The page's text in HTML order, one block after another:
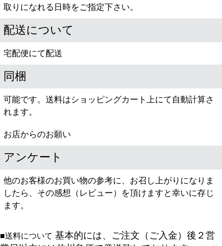
取りになれる日時をご指定下さい。
配送について
宅配便にて配送
同梱
可能です。送料はショッピングカート上にて自動計算さ
れます。
お店からのお願い
アンケート
他のお客様のお買い物の参考に、お召し上がりになりま
したら、その感想（レビュー）を頂けますと幸いに存じ
ます。
■送料について 基本的には、ご注文（ご入金）後２営